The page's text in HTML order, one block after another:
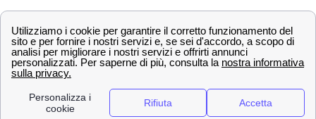
della carta da Rufina sul sistema di Wind Tre così da
non doverli digitare di nuovo.
Scopri le offerte Wind Tre a Rufina e la velocità di
Offerte Wind Tre nella città di Rufina